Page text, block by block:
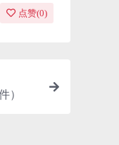
点赞(0)
）